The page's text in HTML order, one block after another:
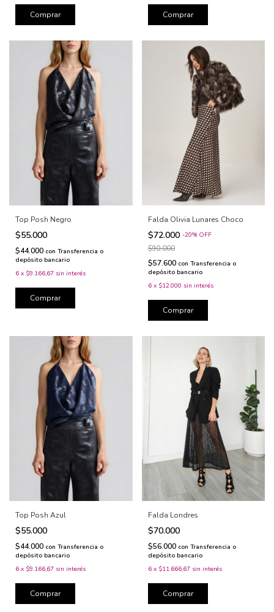
Comprar Comprar
Top Posh Negro
$55.000
$44.000 con Transferencia o
depósito bancario
6 x $9.166,67 sin interés
Comprar
Falda Olivia Lunares Choco
$72.000 -20% OFF
$90.000
$57.600 con Transferencia o
depósito bancario
6 x $12.000 sin interés
Comprar
Top Posh Azul
$55.000
$44.000 con Transferencia o
depósito bancario
6 x $9.166,67 sin interés
Comprar
Falda Londres
$70.000
$56.000 con Transferencia o
depósito bancario
6 x $11.666,67 sin interés
Comprar